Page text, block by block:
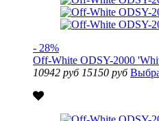
- 28%
Off-White ODSY-2000
10942 руб 15150 руб